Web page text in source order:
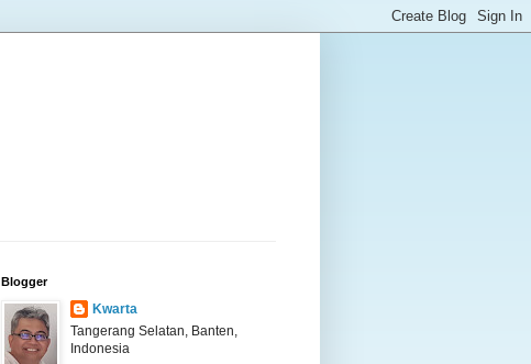
Blogger
Kwarta
Tangerang Selatan, Banten,
Indonesia